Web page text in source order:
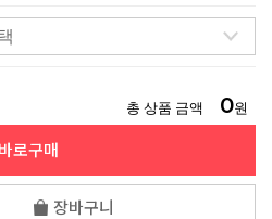
총 상품 금액 0원
바로구매
장바구니